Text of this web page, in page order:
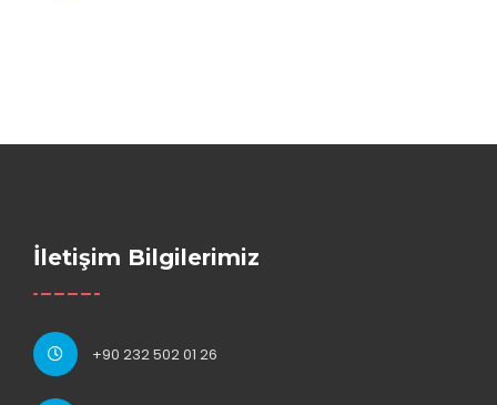
İletişim Bilgilerimiz
+90 232 502 01 26